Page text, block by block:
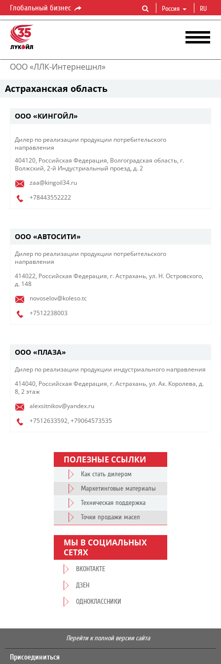
Глобальный бизнес Россия RU
ООО «ЛЛК-Интернешнл»
Астраханская область
ООО «КИНГОЙЛ»
​Дилер по реализации продукции потребительского
направления​
404120, Российская Федерация, Волгоградская область, г.
Волжский, 2-й Индустриальный проезд, д. 2
zaa@kingoil34.ru
+78443552222
ООО «АВТОСИТИ»
Дилер по реализации продукции потребительского
направления
414022, Российская Федерация, г. Астрахань, ул. Н. Островского,
д. 148
novoselov@koleso.tc
+7512238003
ООО «ПЛАЗА»
Дилер по реализации продукции индустриального направления​
414040, Российская Федерация, г. Астрахань, ул. Ак. Королева, д.
8, 2 этаж
alexsitnikov@yandex.ru
+7512633592, +79064573535
ПОЛЕЗНЫЕ ССЫЛКИ
Как стать дилером
Маркетинговые материалы
Техническая поддержка
Точки продажи масел
МЫ В СОЦИАЛЬНЫХ
СЕТЯХ
ВКОНТАКТЕ
ДЗЕН
ОДНОКЛАССНИКИ
Перейти к полной версии сайта
Присоединиться